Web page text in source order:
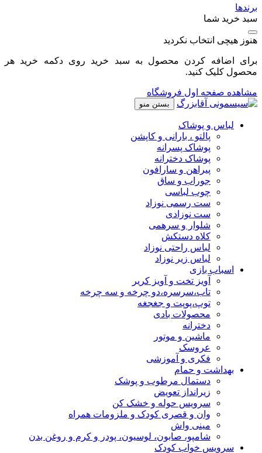
برندها
سبد خرید شما
هنوز هیچی انتخاب نکردید
برای اضافه کردن محصول به سبد خرید روی دکمه خرید هر
محصول کلیک کنید.
مشاهده صفحه اول فروشگاه
بستن منو
لباس و پوشاک
پالتو ، بارانی و کاپشن
پوشاک پسرانه
پوشاک دخترانه
پیراهن و سارافون
جوراب و ساق
چوب لباسی
ست رسمی نوزاد
ست نوزادی
شلوار و سرهمی
کلاه دستکش
لباس راحتی نوزاد
لباس زیر نوزاد
اسباب بازی
آویز تخت و آویز کریر
تاب،سرسره،دو چرخه و سه چرخه
توپ،پوپت و جغجغه
محصولات بادی
دخترانه
ماشین و موتور
عروسک
فکری و آموزشی
بهداشت و حمام
دستمال مرطوب و پوشک
زیرانداز تعویض
سرویس حوله و خشک کن
وان و قصری کودک و ملزومات همراه
مینی واش
شامپو، صابون، لوسیون، پودر و کرم و روغن بدن
سرویس خواب کودک